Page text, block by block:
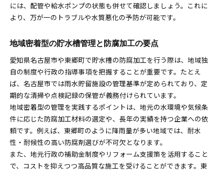
には、配管や給水ポンプの状態も併せて確認しましょう。これに
より、万が一のトラブルや水質悪化の予防が可能です。
地域密着型の貯水槽管理と防腐加工の要点
愛知県名古屋市や東郷町で貯水槽の防腐加工を行う際は、地域独
自の制度や行政の指導事項を把握することが重要です。たとえ
ば、名古屋市では雨水貯留施設の管理基準が定められており、定
期的な清掃や点検記録の保管が義務付けられています。
地域密着型の管理を実践するポイントは、地元の水環境や気候条
件に応じた防腐加工材料の選定や、長年の実績を持つ企業への依
頼です。例えば、東郷町のように降雨量が多い地域では、耐水
性・耐候性の高い防腐剤選びが不可欠となります。
また、地元行政の補助金制度やリフォーム支援策を活用すること
で、コストを抑えつつ高品質な施工を受けることができます。東